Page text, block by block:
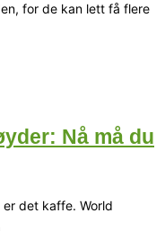
for de kan lett få flere
Nå må du
det kaffe. World